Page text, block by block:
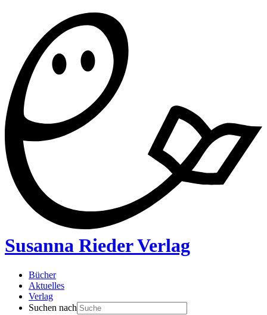
Susanna Rieder Verlag
Bücher
Aktuelles
Verlag
Suchen nach